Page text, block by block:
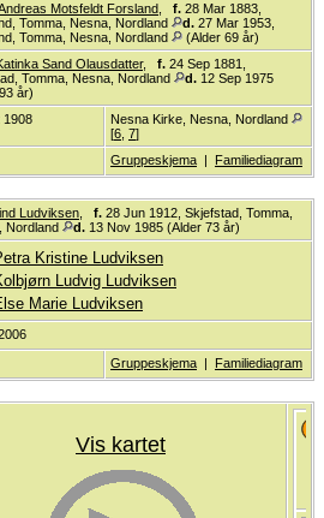
Motsfeldt Forsland f. 28 Mar 1883,
Tomma, Nesna, Nordland
d. 27 Mar 1953,
Tomma, Nesna, Nordland
(Alder 69 år)
Sand Olausdatter, f. 24 Sep 1881,
Tomma, Nesna, Nordland
d. 12 Sep 1975
år)
1908
Nesna Kirke, Nesna, Nordland
[6 7]
Gruppeskjema | Familiediagram
Ludviksen f. 28 Jun 1912, Skjefstad, Tomma,
Nordland
d. 13 Nov 1985 (Alder 73 år)
Kristine Ludviksen
Ludvig Ludviksen
Marie Ludviksen
Gruppeskjema | Familiediagram
Vis kartet